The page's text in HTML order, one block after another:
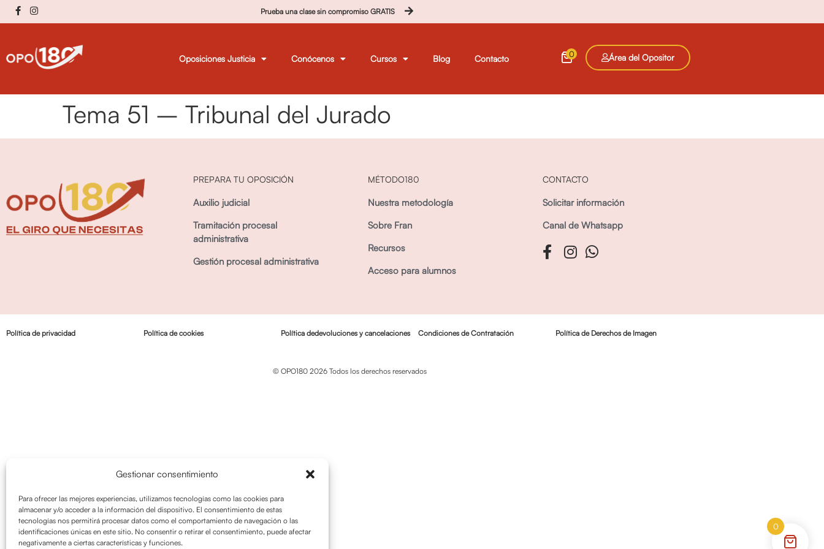
Gestionar consentimiento
Para ofrecer las mejores experiencias, utilizamos tecnologías como las cookies para
almacenar y/o acceder a la información del dispositivo. El consentimiento de estas
tecnologías nos permitirá procesar datos como el comportamiento de navegación o las
identificaciones únicas en este sitio. No consentir o retirar el consentimiento, puede afectar
negativamente a ciertas características y funciones.
Prueba una clase sin compromiso GRATIS
Oposiciones Justicia Conócenos Cursos Blog Contacto 0 Área del Opositor
Tema 51 – Tribunal del Jurado
PREPARA TU OPOSICIÓN
Auxilio judicial
Tramitación procesal
administrativa
Gestión procesal administrativa
MÉTODO180
Nuestra metodología
Sobre Fran
Recursos
Acceso para alumnos
CONTACTO
Solicitar información
Canal de Whatsapp
Política de privacidad Política de cookies Política dedevoluciones y cancelaciones Condiciones de Contratación Política de Derechos de Imagen
© OPO180 2026 Todos los derechos reservados
0